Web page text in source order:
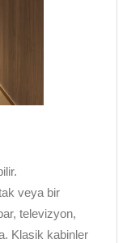
veya bir
televizyon,
Klasik kabinler